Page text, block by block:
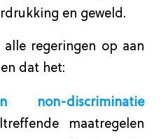
en geweld.
regeringen op aan
dat het:
non-discriminatie
maatregelen